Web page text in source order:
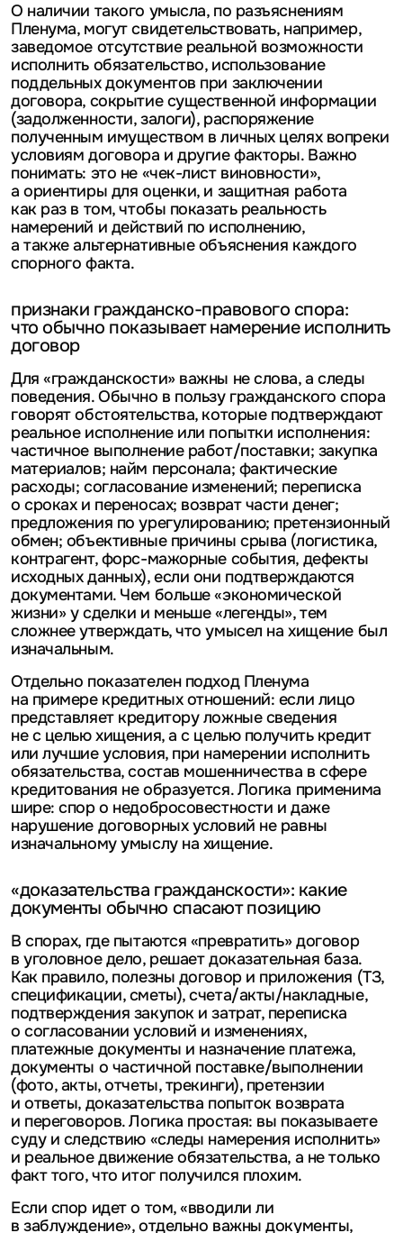
О наличии такого умысла, по разъяснениям
Пленума, могут свидетельствовать, например,
заведомое отсутствие реальной возможности
исполнить обязательство, использование
поддельных документов при заключении
договора, сокрытие существенной информации
(задолженности, залоги), распоряжение
полученным имуществом в личных целях вопреки
условиям договора и другие факторы. Важно
понимать: это не «чек-лист виновности»,
а ориентиры для оценки, и защитная работа
как раз в том, чтобы показать реальность
намерений и действий по исполнению,
а также альтернативные объяснения каждого
спорного факта.
признаки гражданско-правового спора:
что обычно показывает намерение исполнить
договор
Для «гражданскости» важны не слова, а следы
поведения. Обычно в пользу гражданского спора
говорят обстоятельства, которые подтверждают
реальное исполнение или попытки исполнения:
частичное выполнение работ/поставки; закупка
материалов; найм персонала; фактические
расходы; согласование изменений; переписка
о сроках и переносах; возврат части денег;
предложения по урегулированию; претензионный
обмен; объективные причины срыва (логистика,
контрагент, форс-мажорные события, дефекты
исходных данных), если они подтверждаются
документами. Чем больше «экономической
жизни» у сделки и меньше «легенды», тем
сложнее утверждать, что умысел на хищение был
изначальным.
Отдельно показателен подход Пленума
на примере кредитных отношений: если лицо
представляет кредитору ложные сведения
не с целью хищения, а с целью получить кредит
или лучшие условия, при намерении исполнить
обязательства, состав мошенничества в сфере
кредитования не образуется. Логика применима
шире: спор о недобросовестности и даже
нарушение договорных условий не равны
изначальному умыслу на хищение.
«доказательства гражданскости»: какие
документы обычно спасают позицию
В спорах, где пытаются «превратить» договор
в уголовное дело, решает доказательная база.
Как правило, полезны договор и приложения (ТЗ,
спецификации, сметы), счета/акты/накладные,
подтверждения закупок и затрат, переписка
о согласовании условий и изменениях,
платежные документы и назначение платежа,
документы о частичной поставке/выполнении
(фото, акты, отчеты, трекинги), претензии
и ответы, доказательства попыток возврата
и переговоров. Логика простая: вы показываете
суду и следствию «следы намерения исполнить»
и реальное движение обязательства, а не только
факт того, что итог получился плохим.
Если спор идет о том, «вводили ли
в заблуждение», отдельно важны документы,